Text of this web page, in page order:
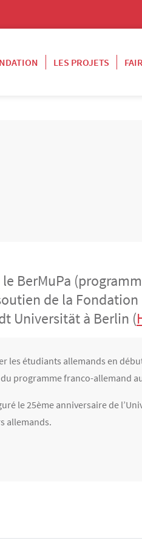
LES PROJETS
BerMuPa
de la
Universität à Berlin (
étudiants allemands en
programme franco-allemand
le 25ème anniversaire de
allemands.